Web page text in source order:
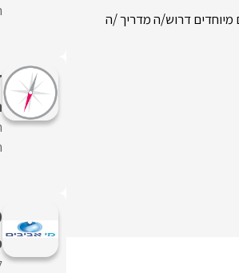
מיוחדים דרוש/ה מדריך /ה